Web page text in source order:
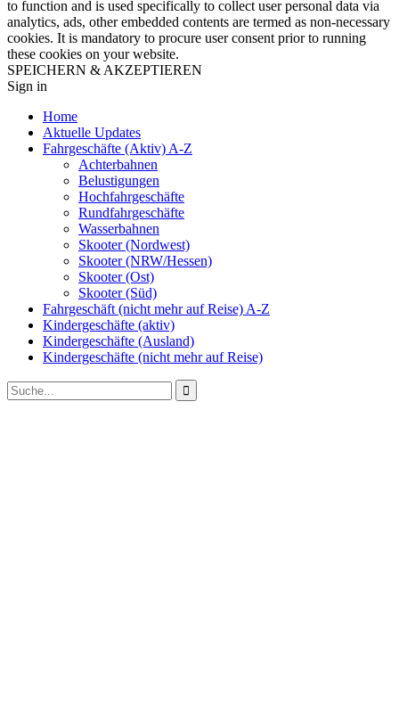
to function and is used specifically to collect user personal data via
analytics, ads, other embedded contents are termed as non-necessary
cookies. It is mandatory to procure user consent prior to running
these cookies on your website.
SPEICHERN & AKZEPTIEREN
Sign in
Home
Aktuelle Updates
Fahrgeschäfte (Aktiv) A-Z
Achterbahnen
Belustigungen
Hochfahrgeschäfte
Rundfahrgeschäfte
Wasserbahnen
Skooter (Nordwest)
Skooter (NRW/Hessen)
Skooter (Ost)
Skooter (Süd)
Fahrgeschäft (nicht mehr auf Reise) A-Z
Kindergeschäfte (aktiv)
Kindergeschäfte (Ausland)
Kindergeschäfte (nicht mehr auf Reise)